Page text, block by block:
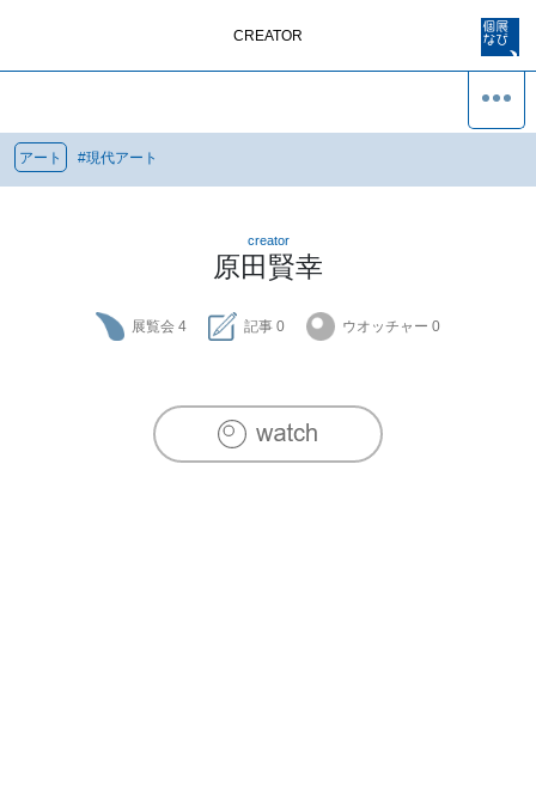
CREATOR
アート #現代アート
creator
原田賢幸
展覧会 4 記事 0 ウオッチャー 0